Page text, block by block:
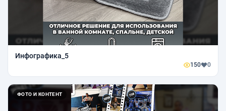
Инфографика_5
150 0
ФОТО И КОНТЕНТ